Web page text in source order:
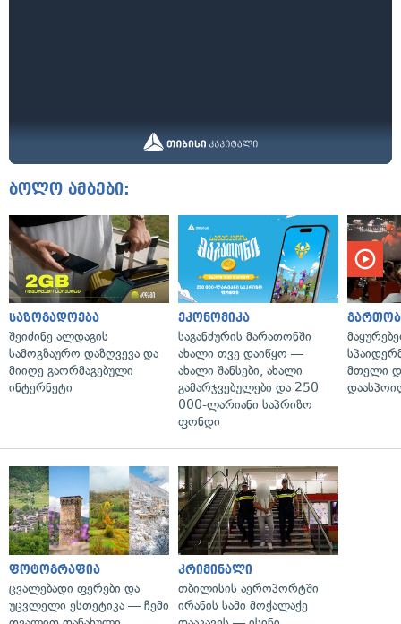
ბოლო ამბები:
საზოგადოება
შეიძინე ალდაგის
სამოგზაურო დაზღვევა და
მიიღე გაორმაგებული
ინტერნეტი
ეკონომიკა
საგანძურის მარათონში
ახალი თვე დაიწყო —
ახალი შანსები, ახალი
გამარჯვებულები და 250
000-ლარიანი საპრიზო
ფონდი
მთელი
ფოტოგრაფია
ცვალებადი ფერები და
უცვლელი ესთეტიკა — ჩემი
კრიმინალი
თბილისის აეროპორტში
ირანის სამი მოქალაქე